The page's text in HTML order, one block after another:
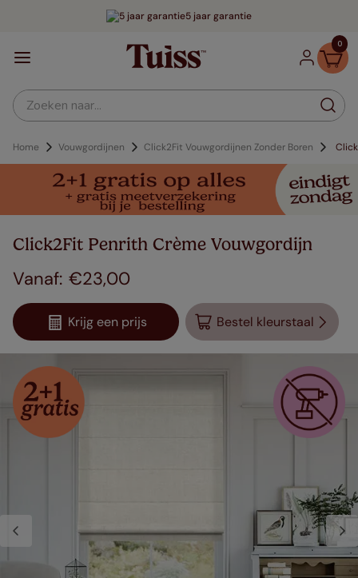
5 jaar garantie
0
Zoeken naar...
Home Vouwgordijnen Click2Fit Vouwgordijnen Zonder Boren
Click2Fit Penrith Crème Vouwgordijn
€23,00
Krijg een prijs Bestel kleurstaal